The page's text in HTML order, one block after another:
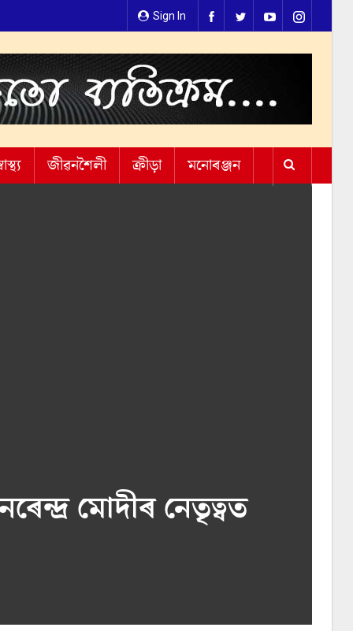
Sign In
জীৱনশৈলী ক্ৰীড়া মনোৰঞ্জন
মোদীৰ নেতৃত্বত